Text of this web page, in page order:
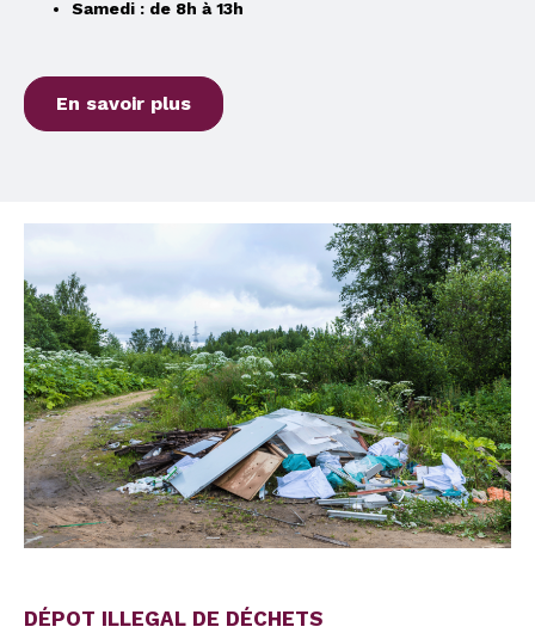
Samedi : de 8h à 13h
En savoir plus
DÉPOT ILLEGAL DE DÉCHETS